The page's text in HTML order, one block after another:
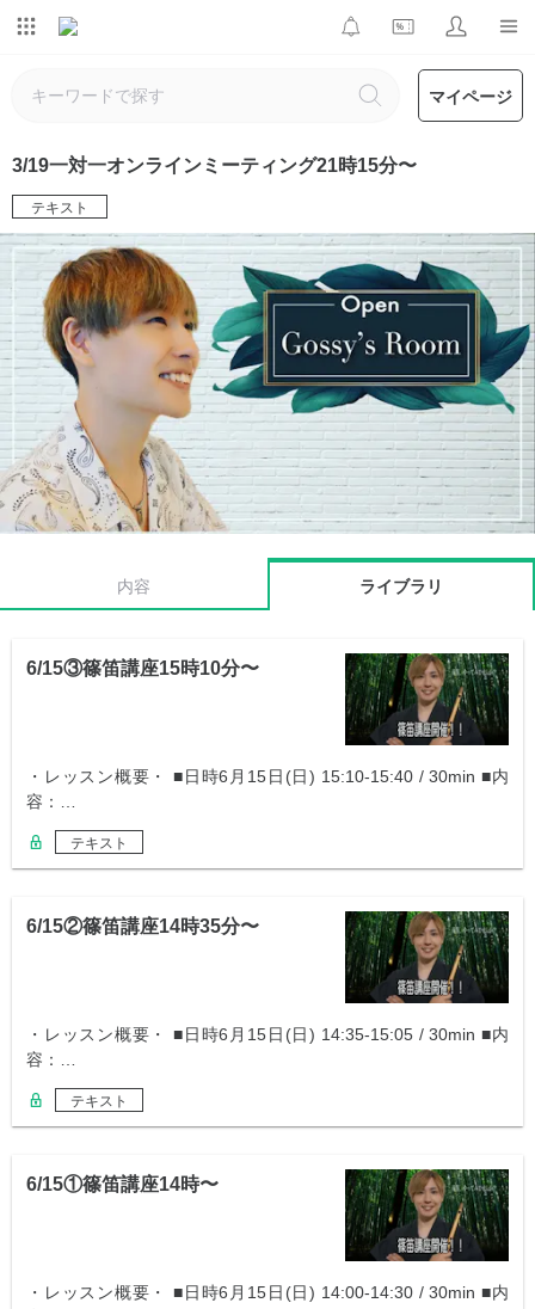
マイページ
3/19一対一オンラインミーティング21時15分〜
テキスト
内容 ライブラリ
6/15③篠笛講座15時10分〜
・レッスン概要・ ■日時6月15日(日) 15:10-15:40 / 30min ■内
容：…
テキスト
6/15②篠笛講座14時35分〜
・レッスン概要・ ■日時6月15日(日) 14:35-15:05 / 30min ■内
容：…
テキスト
6/15①篠笛講座14時〜
・レッスン概要・ ■日時6月15日(日) 14:00-14:30 / 30min ■内